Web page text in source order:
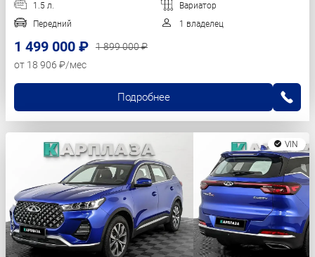
1.5 л.
Вариатор
Передний
1 владелец
1 499 000 ₽
1 899 000 ₽
от 18 906 ₽/мес
Подробнее
VIN